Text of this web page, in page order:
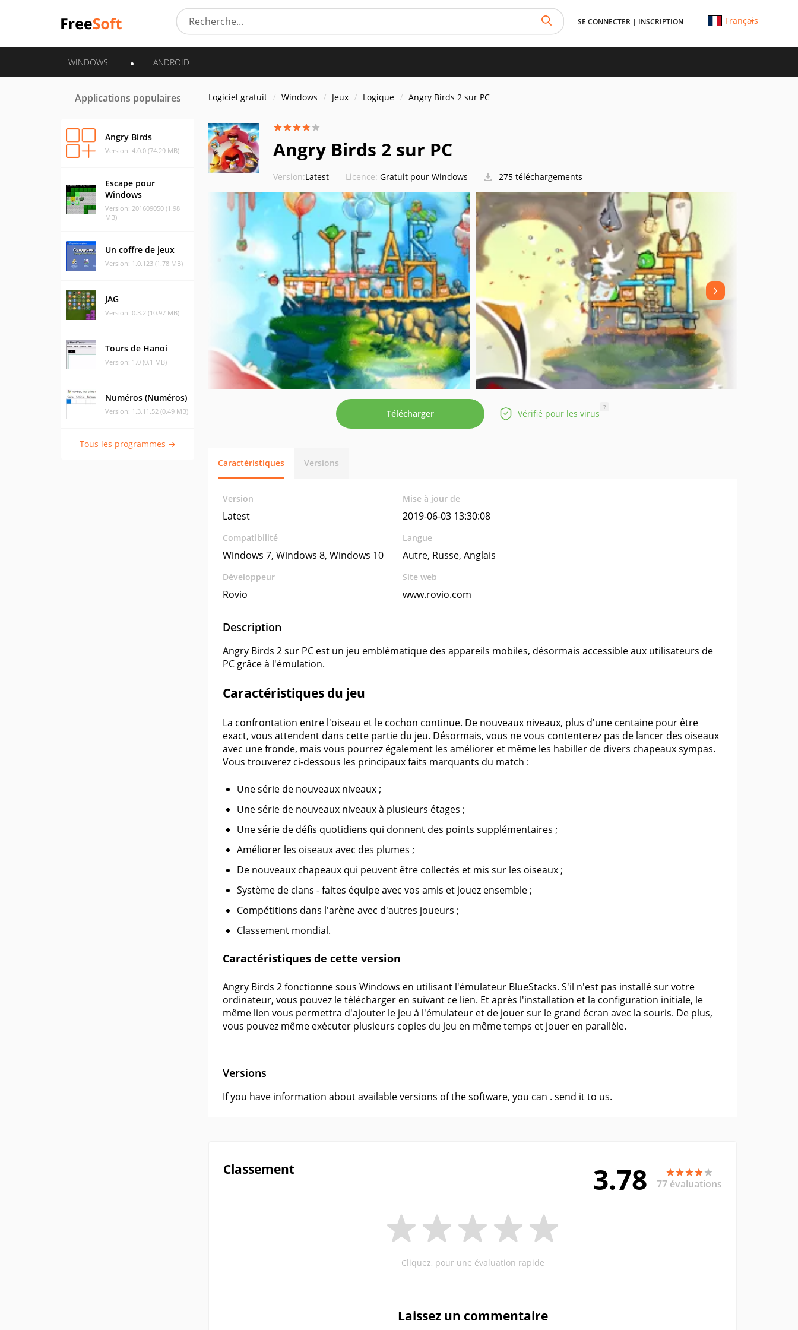
SE CONNECTER | INSCRIPTION Français
WINDOWS ANDROID
Applications populaires
Angry Birds
Version: 4.0.0 (74.29 MB)
Escape pour
Windows
Version: 201609050 (1.98
MB)
Un coffre de jeux
Version: 1.0.123 (1.78 MB)
JAG
Version: 0.3.2 (10.97 MB)
Tours de Hanoi
Version: 1.0 (0.1 MB)
Numéros (Numéros)
Version: 1.3.11.52 (0.49 MB)
Tous les programmes →
Logiciel gratuit Windows Jeux Logique Angry Birds 2 sur PC
Angry Birds 2 sur PC
Version:Latest Licence: Gratuit pour Windows 275 téléchargements
Télécharger Vérifié pour les virus
?
Caractéristiques Versions
Version
Latest
Mise à jour de
2019-06-03 13:30:08
Compatibilité
Windows 7, Windows 8, Windows 10
Langue
Autre, Russe, Anglais
Développeur
Rovio
Site web
www.rovio.com
Description
Angry Birds 2 sur PC est un jeu emblématique des appareils mobiles, désormais accessible aux utilisateurs de
PC grâce à l'émulation.
Caractéristiques du jeu
La confrontation entre l'oiseau et le cochon continue. De nouveaux niveaux, plus d'une centaine pour être
exact, vous attendent dans cette partie du jeu. Désormais, vous ne vous contenterez pas de lancer des oiseaux
avec une fronde, mais vous pourrez également les améliorer et même les habiller de divers chapeaux sympas.
Vous trouverez ci-dessous les principaux faits marquants du match :
Une série de nouveaux niveaux ;
Une série de nouveaux niveaux à plusieurs étages ;
Une série de défis quotidiens qui donnent des points supplémentaires ;
Améliorer les oiseaux avec des plumes ;
De nouveaux chapeaux qui peuvent être collectés et mis sur les oiseaux ;
Système de clans - faites équipe avec vos amis et jouez ensemble ;
Compétitions dans l'arène avec d'autres joueurs ;
Classement mondial.
Caractéristiques de cette version
Angry Birds 2 fonctionne sous Windows en utilisant l'émulateur BlueStacks. S'il n'est pas installé sur votre
ordinateur, vous pouvez le télécharger en suivant ce lien. Et après l'installation et la configuration initiale, le
même lien vous permettra d'ajouter le jeu à l'émulateur et de jouer sur le grand écran avec la souris. De plus,
vous pouvez même exécuter plusieurs copies du jeu en même temps et jouer en parallèle.
Versions
If you have information about available versions of the software, you can . send it to us.
Classement 3.78 77 évaluations
Cliquez, pour une évaluation rapide
Laissez un commentaire